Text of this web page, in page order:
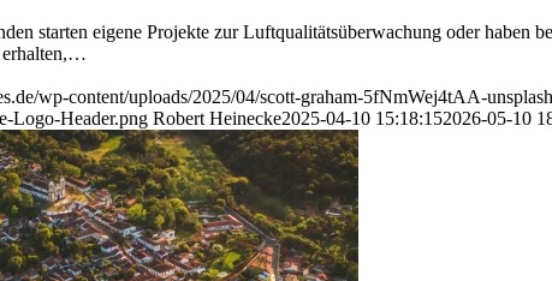
starten eigene Projekte zur Luftqualitätsüberwachung oder
erhalten,…
wp-content/uploads/2025/04/scott-graham-5fNmWej4tAA-
Logo-Header.png Robert Heinecke2025-04-10 15:18:152026-05-10